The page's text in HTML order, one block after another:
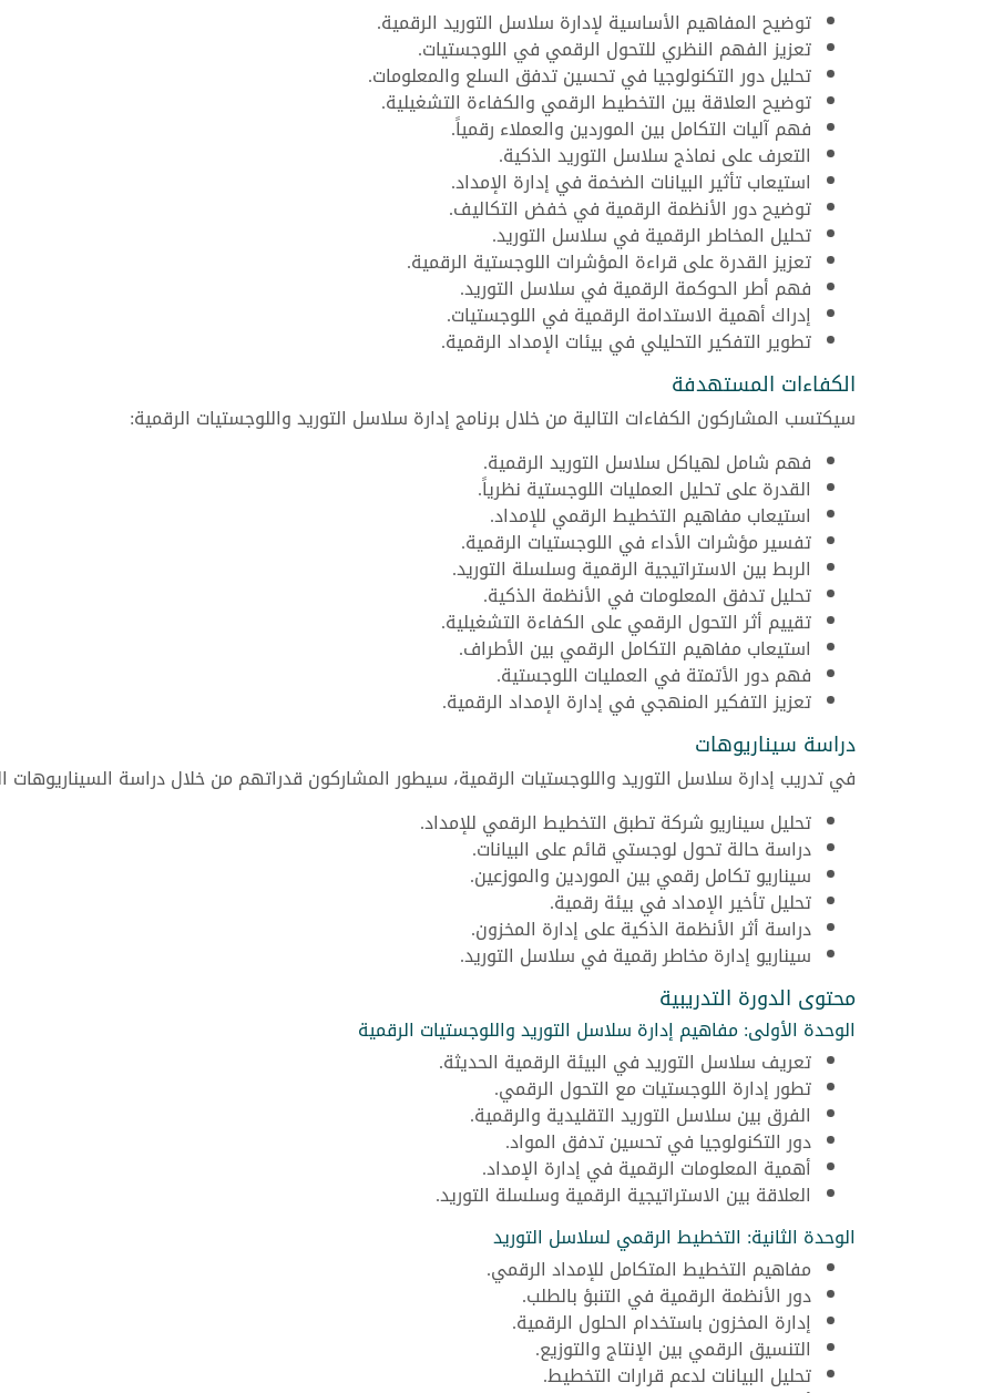
توضيح المفاهيم الأساسية لإدارة سلاسل التوريد الرقمية.
تعزيز الفهم النظري للتحول الرقمي في اللوجستيات.
تحليل دور التكنولوجيا في تحسين تدفق السلع والمعلومات.
توضيح العلاقة بين التخطيط الرقمي والكفاءة التشغيلية.
فهم آليات التكامل بين الموردين والعملاء رقمياً.
التعرف على نماذج سلاسل التوريد الذكية.
استيعاب تأثير البيانات الضخمة في إدارة الإمداد.
توضيح دور الأنظمة الرقمية في خفض التكاليف.
تحليل المخاطر الرقمية في سلاسل التوريد.
تعزيز القدرة على قراءة المؤشرات اللوجستية الرقمية.
فهم أطر الحوكمة الرقمية في سلاسل التوريد.
إدراك أهمية الاستدامة الرقمية في اللوجستيات.
تطوير التفكير التحليلي في بيئات الإمداد الرقمية.
الكفاءات المستهدفة
سيكتسب المشاركون الكفاءات التالية من خلال برنامج إدارة سلاسل التوريد واللوجستيات الرقمية:
فهم شامل لهياكل سلاسل التوريد الرقمية.
القدرة على تحليل العمليات اللوجستية نظرياً.
استيعاب مفاهيم التخطيط الرقمي للإمداد.
تفسير مؤشرات الأداء في اللوجستيات الرقمية.
الربط بين الاستراتيجية الرقمية وسلسلة التوريد.
تحليل تدفق المعلومات في الأنظمة الذكية.
تقييم أثر التحول الرقمي على الكفاءة التشغيلية.
استيعاب مفاهيم التكامل الرقمي بين الأطراف.
فهم دور الأتمتة في العمليات اللوجستية.
تعزيز التفكير المنهجي في إدارة الإمداد الرقمية.
دراسة سيناريوهات
في تدريب إدارة سلاسل التوريد واللوجستيات الرقمية، سيطور المشاركون قدراتهم من خلال دراسة السيناريوهات
تحليل سيناريو شركة تطبق التخطيط الرقمي للإمداد.
دراسة حالة تحول لوجستي قائم على البيانات.
سيناريو تكامل رقمي بين الموردين والموزعين.
تحليل تأخير الإمداد في بيئة رقمية.
دراسة أثر الأنظمة الذكية على إدارة المخزون.
سيناريو إدارة مخاطر رقمية في سلاسل التوريد.
محتوى الدورة التدريبية
الوحدة الأولى: مفاهيم إدارة سلاسل التوريد واللوجستيات الرقمية
تعريف سلاسل التوريد في البيئة الرقمية الحديثة.
تطور إدارة اللوجستيات مع التحول الرقمي.
الفرق بين سلاسل التوريد التقليدية والرقمية.
دور التكنولوجيا في تحسين تدفق المواد.
أهمية المعلومات الرقمية في إدارة الإمداد.
العلاقة بين الاستراتيجية الرقمية وسلسلة التوريد.
الوحدة الثانية: التخطيط الرقمي لسلاسل التوريد
مفاهيم التخطيط المتكامل للإمداد الرقمي.
دور الأنظمة الرقمية في التنبؤ بالطلب.
إدارة المخزون باستخدام الحلول الرقمية.
التنسيق الرقمي بين الإنتاج والتوزيع.
تحليل البيانات لدعم قرارات التخطيط.